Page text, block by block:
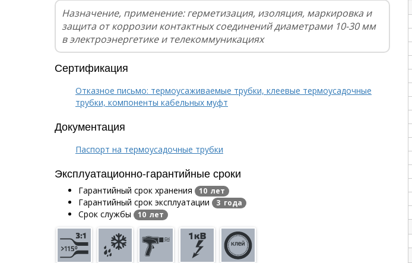
Назначение, применение: герметизация, изоляция, маркировка и
защита от коррозии контактных соединений диаметрами 10-30 мм
в электроэнергетике и телекоммуникациях
Сертификация
Отказное письмо: термоусаживаемые трубки, клеевые термоусадочные
трубки, компоненты кабельных муфт
Документация
Паспорт на термоусадочные трубки
Эксплуатационно-гарантийные сроки
Гарантийный срок хранения 10 лет
Гарантийный срок эксплуатации 3 года
Срок службы 10 лет